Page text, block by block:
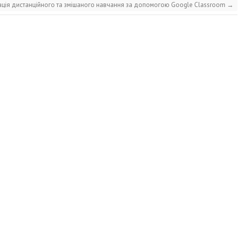
дистанційного та змішаного навчання за допомогою Google Classroom →